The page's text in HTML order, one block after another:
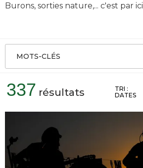
Burons, sorties nature,... c'est par ici
MOTS-CLÉS
337 résultats
TRI :
DATES